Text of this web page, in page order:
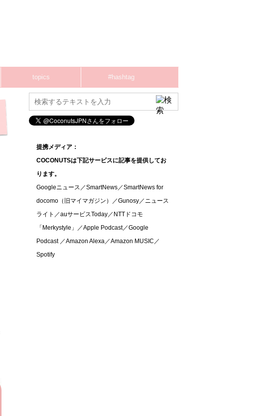
topics #hashtag
提携メディア：
COCONUTSは下記サービスに記事を提供してお
ります。
Googleニュース／SmartNews／SmartNews for
docomo（旧マイマガジン）／Gunosy／ニュース
ライト／auサービスToday／NTTドコモ
「Merkystyle」／Apple Podcast／Google
Podcast ／Amazon Alexa／Amazon MUSIC／
Spotify